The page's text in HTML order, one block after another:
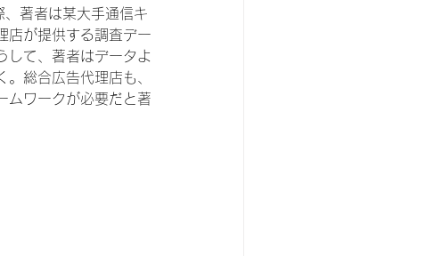
著者は某大手通信キ
店が提供する調査デー
して、著者はデータよ
総合広告代理店も、
ムワークが必要だと著